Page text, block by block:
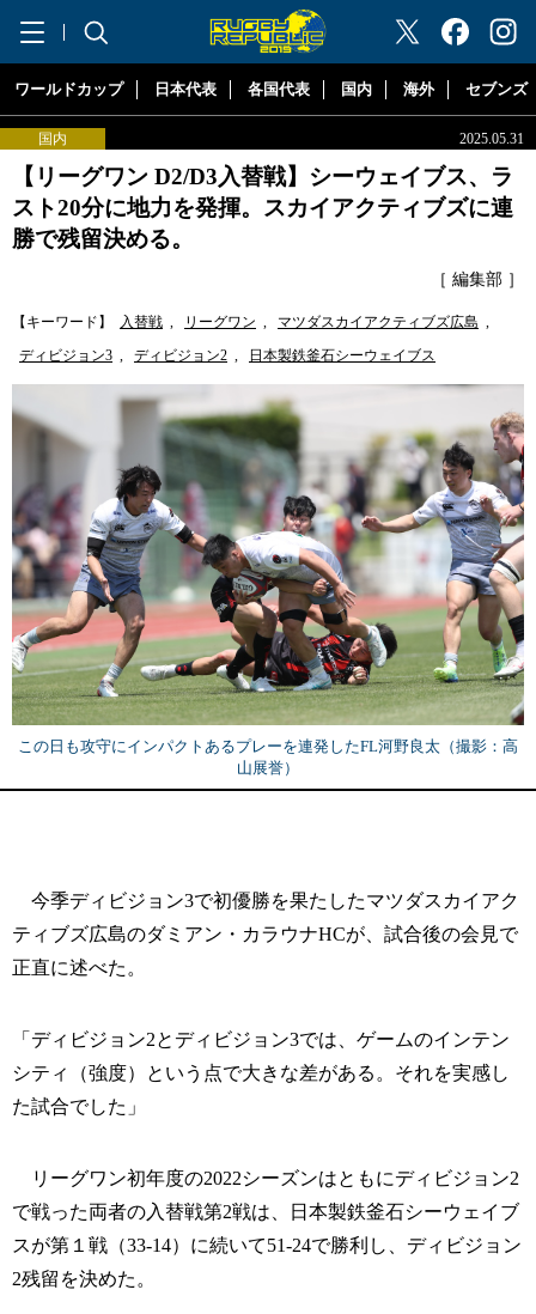
"ラグビーリパブリック"
ワールドカップ 日本代表 各国代表 国内 海外 セブンズ
国内 2025.05.31
【リーグワン D2/D3入替戦】シーウェイブス、ラ
スト20分に地力を発揮。スカイアクティブズに連
勝で残留決める。
［ 編集部 ］
【キーワード】 入替戦 , リーグワン , マツダスカイアクティブズ広島 ,
ディビジョン3 , ディビジョン2 , 日本製鉄釜石シーウェイブス
この日も攻守にインパクトあるプレーを連発したFL河野良太（撮影：高
山展誉）
今季ディビジョン3で初優勝を果たしたマツダスカイアク
ティブズ広島のダミアン・カラウナHCが、試合後の会見で
正直に述べた。
「ディビジョン2とディビジョン3では、ゲームのインテン
シティ（強度）という点で大きな差がある。それを実感し
た試合でした」
リーグワン初年度の2022シーズンはともにディビジョン2
で戦った両者の入替戦第2戦は、日本製鉄釜石シーウェイブ
スが第１戦（33-14）に続いて51-24で勝利し、ディビジョン
2残留を決めた。